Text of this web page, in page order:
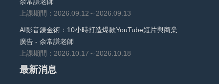
上課期間：2026.09.12～2026.09.13
AI影音鍊金術：10小時打造爆款YouTube短片與商業
廣告 - 余常謙老師
上課期間：2026.10.17～2026.10.18
最新消息